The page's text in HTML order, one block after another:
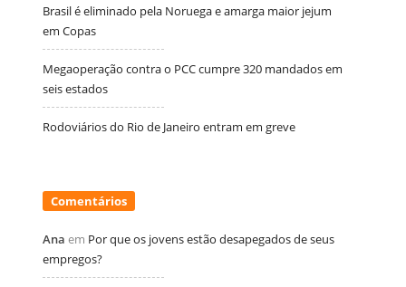
Brasil é eliminado pela Noruega e amarga maior jejum
em Copas
Megaoperação contra o PCC cumpre 320 mandados em
seis estados
Rodoviários do Rio de Janeiro entram em greve
Comentários
Ana em Por que os jovens estão desapegados de seus
empregos?